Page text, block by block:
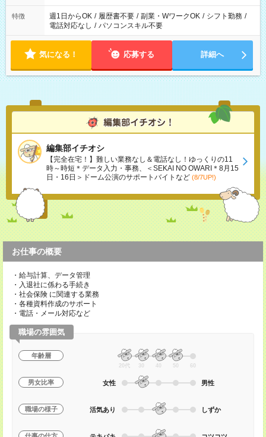
特徴 週1日からOK / 履歴書不要 / 副業・WワークOK / シフト勤務 /
電話対応なし / パソコンスキル不要
気になる！ 応募する 詳細へ
編集部イチオシ
【完全在宅！】難しい業務なし＆電話なし！ゆっくりの11
時～時短＊データ入力・事務、＜SEKAI NO OWARI＊8月15
日・16日＞ドーム公演のサポートバイトなど (8/7UP!)
お仕事の概要
・給与計算、データ管理
・入退社に係わる手続き
・社会保険 に関連する業務
・各種資料作成のサポート
・電話・メール対応など
職場の雰囲気
年齢層
20代 30 40 50 60
男女比率 女性 男性
職場の様子 活気あり しずか